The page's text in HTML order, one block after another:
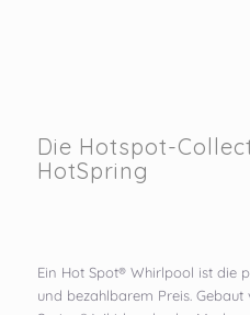
Die Hotspot-
HotSpring
Ein Hot Spot® Whirlpool ist die
und bezahlbarem Preis.